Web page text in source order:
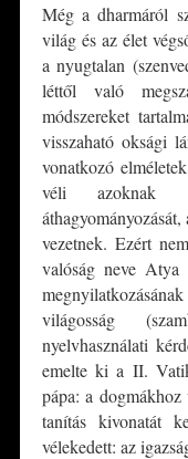
Még a dharmáról
világ és az élet
a nyugtalan
léttől való
módszereket
visszaható oksági
vonatkozó
véli azoknak
vezetnek. Ezért
valóság neve
világosság
nyelvhasználati
emelte ki a II.
pápa: a
tanítás kivonatát
vélekedett: az